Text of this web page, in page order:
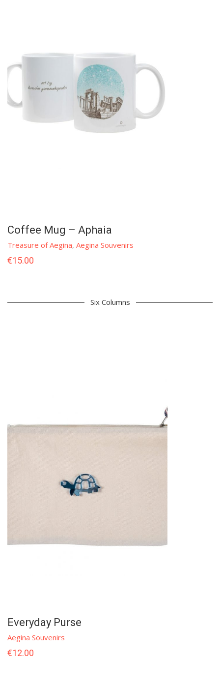
Coffee Mug – Aphaia
Treasure of Aegina, Aegina Souvenirs
€15.00
Six Columns
Everyday Purse
Aegina Souvenirs
€12.00